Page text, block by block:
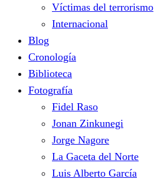
Víctimas del terrorismo
Internacional
Blog
Cronología
Biblioteca
Fotografía
Fidel Raso
Jonan Zinkunegi
Jorge Nagore
La Gaceta del Norte
Luis Alberto García